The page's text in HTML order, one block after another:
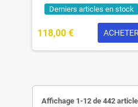
Derniers articles en stock
118,00 €
Affichage 1-12 de 442